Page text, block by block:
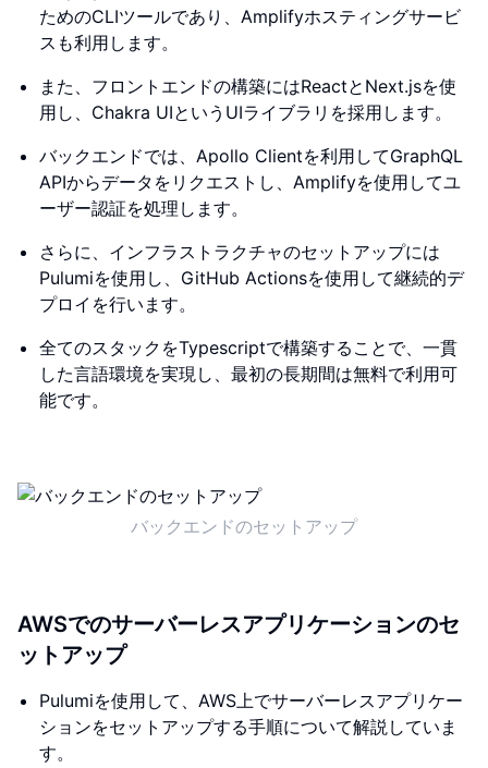
ためのCLIツールであり、Amplifyホスティングサービ
スも利用します。
また、フロントエンドの構築にはReactとNext.jsを使
用し、Chakra UIというUIライブラリを採用します。
バックエンドでは、Apollo Clientを利用してGraphQL
APIからデータをリクエストし、Amplifyを使用してユ
ーザー認証を処理します。
さらに、インフラストラクチャのセットアップには
Pulumiを使用し、GitHub Actionsを使用して継続的デ
プロイを行います。
全てのスタックをTypescriptで構築することで、一貫
した言語環境を実現し、最初の長期間は無料で利用可
能です。
バックエンドのセットアップ
AWSでのサーバーレスアプリケーションのセ
ットアップ
Pulumiを使用して、AWS上でサーバーレスアプリケー
ションをセットアップする手順について解説していま
す。